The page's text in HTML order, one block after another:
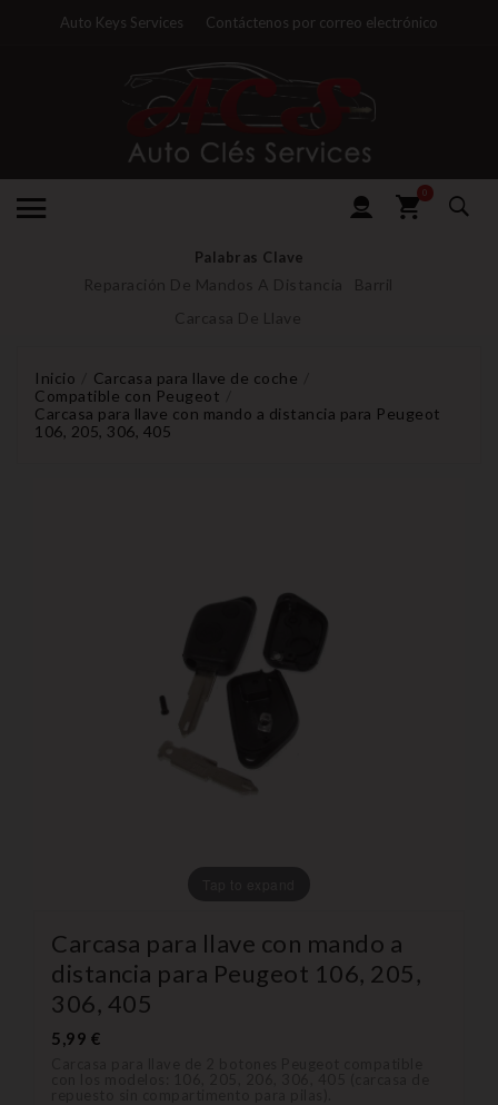
Auto Keys Services Contáctenos por correo electrónico
0
Palabras Clave
Reparación De Mandos A Distancia
Barril
Carcasa De Llave
Inicio
Carcasa para llave de coche
Compatible con Peugeot
Carcasa para llave con mando a distancia para Peugeot
106, 205, 306, 405
Carcasa para llave con mando a
distancia para Peugeot 106, 205,
306, 405
5,99 €